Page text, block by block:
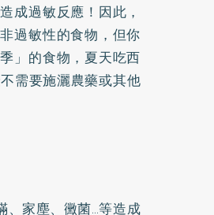
成過敏反應！因此，
過敏性的食物，但你
」的食物，夏天吃西
需要施灑農藥或其他
、家塵、黴菌…等造成